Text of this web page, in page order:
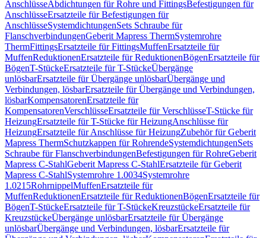
AnschlüsseAbdichtungen für Rohre und FittingsBefestigungen für
AnschlüsseErsatzteile für Befestigungen für
AnschlüsseSystemdichtungenSets Schraube für
FlanschverbindungenGeberit Mapress ThermSystemrohre
ThermFittingsErsatzteile für FittingsMuffenErsatzteile für
MuffenReduktionenErsatzteile für ReduktionenBögenErsatzteile für
BögenT-StückeErsatzteile für T-StückeÜbergänge
unlösbarErsatzteile für Übergänge unlösbarÜbergänge und
Verbindungen, lösbarErsatzteile für Übergänge und Verbindungen,
lösbarKompensatorenErsatzteile für
KompensatorenVerschlüsseErsatzteile für VerschlüsseT-Stücke für
HeizungErsatzteile für T-Stücke für HeizungAnschlüsse für
HeizungErsatzteile für Anschlüsse für HeizungZubehör für Geberit
Mapress ThermSchutzkappen für RohrendeSystemdichtungenSets
Schraube für FlanschverbindungenBefestigungen für RohreGeberit
Mapress C-StahlGeberit Mapress C-StahlErsatzteile für Geberit
Mapress C-StahlSystemrohre 1.0034Systemrohre
1.0215RohrnippelMuffenErsatzteile für
MuffenReduktionenErsatzteile für ReduktionenBögenErsatzteile für
BögenT-StückeErsatzteile für T-StückeKreuzstückeErsatzteile für
KreuzstückeÜbergänge unlösbarErsatzteile für Übergänge
unlösbarÜbergänge und Verbindungen, lösbarErsatzteile für